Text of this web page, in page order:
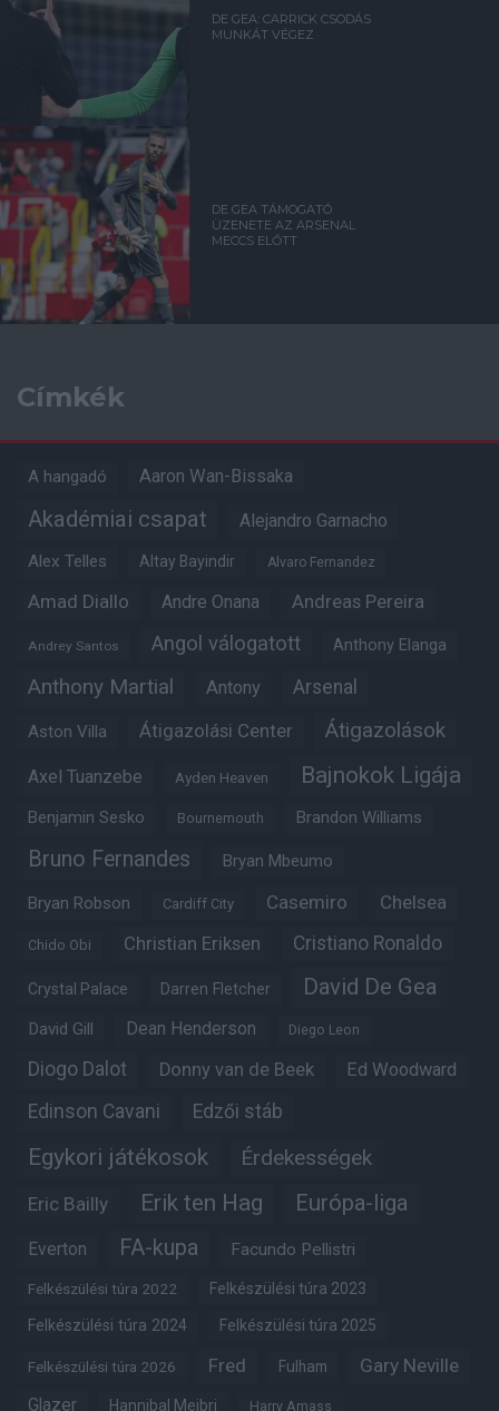
DE GEA: CARRICK CSODÁS
MUNKÁT VÉGEZ
DE GEA TÁMOGATÓ
ÜZENETE AZ ARSENAL
MECCS ELŐTT
Címkék
A hangadó Aaron Wan-Bissaka
Akadémiai csapat Alejandro Garnacho
Alex Telles Altay Bayindir Alvaro Fernandez
Amad Diallo Andre Onana Andreas Pereira
Andrey Santos Angol válogatott Anthony Elanga
Anthony Martial Antony Arsenal
Aston Villa Átigazolási Center Átigazolások
Axel Tuanzebe Ayden Heaven Bajnokok Ligája
Benjamin Sesko Bournemouth Brandon Williams
Bruno Fernandes Bryan Mbeumo
Bryan Robson Cardiff City Casemiro Chelsea
Chido Obi Christian Eriksen Cristiano Ronaldo
Crystal Palace Darren Fletcher David De Gea
David Gill Dean Henderson Diego Leon
Diogo Dalot Donny van de Beek Ed Woodward
Edinson Cavani Edzői stáb
Egykori játékosok Érdekességek
Eric Bailly Erik ten Hag Európa-liga
Everton FA-kupa Facundo Pellistri
Felkészülési túra 2022 Felkészülési túra 2023
Felkészülési túra 2024 Felkészülési túra 2025
Felkészülési túra 2026 Fred Fulham Gary Neville
Glazer Hannibal Mejbri Harry Amass